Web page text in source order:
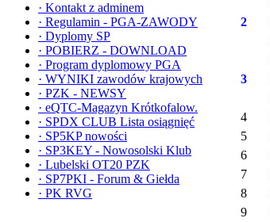
· Kontakt z adminem
· Regulamin - PGA-ZAWODY
· Dyplomy SP
· POBIERZ - DOWNLOAD
· Program dyplomowy PGA
· WYNIKI zawodów krajowych
· PZK - NEWSY
· eQTC-Magazyn Krótkofalow.
· SPDX CLUB Lista osiągnięć
· SP5KP nowości
· SP3KEY - Nowosolski Klub
· Lubelski OT20 PZK
· SP7PKI - Forum & Giełda
· PK RVG
2
3
4
5
6
7
8
9